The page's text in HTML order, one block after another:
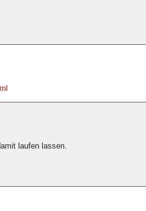
laufen lassen.